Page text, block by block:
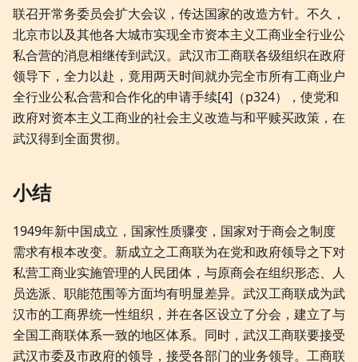
联召开常务委员会扩大会议，传达国家的改造方针。不久，
北京市以及其他各大城市实现全市资本主义工商业全行业公
私合营的消息相继传到武汉。武汉市工商联各级组织在政府
领导下，全力以赴，竟用两天时间就办完全市所有工商业户
全行业公私合营和合作化的申请手续[4]（p324），使党和
政府对资本主义工商业的社会主义改造与和平赎买政策，在
武汉得到全面贯彻。
小结
1949年新中国成立，国家性质骤变，国家对于商会之制度
需求有根本改变。新成立之工商联为在党和政府领导之下对
私营工商业实施管理的人民团体，与原商会在组织形态、人
员选派、职能范围等方面均有明显差异。武汉工商联成为武
汉市的工商界统一性组织，并在各区设立了分会，建立了与
全国工商联体系一致的地区体系。同时，武汉工商联要接受
武汉市委及市政府的领导，接受各部门的业务领导。工商联